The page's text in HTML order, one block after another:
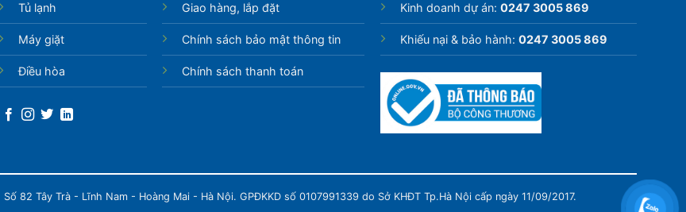
Tủ lạnh
Máy giặt
Điều hòa
Giao hàng, lắp đặt
Chính sách bảo mật thông tin
Chính sách thanh toán
Kinh doanh dự án: 0247 3005 869
Khiếu nại & bảo hành: 0247 3005 869
82 Tây Trà - Lĩnh Nam - Hoàng Mai - Hà Nội. GPĐKKD số 0107991339 do Sở KHĐT Tp.Hà Nội cấp ngày 11/09/2017.